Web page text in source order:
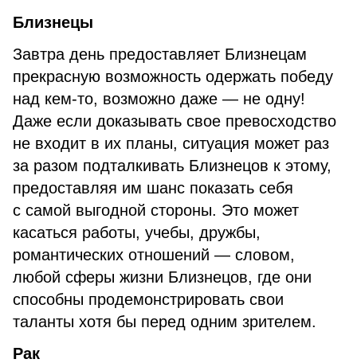
Близнецы
Завтра день предоставляет Близнецам
прекрасную возможность одержать победу
над кем-то, возможно даже — не одну!
Даже если доказывать свое превосходство
не входит в их планы, ситуация может раз
за разом подталкивать Близнецов к этому,
предоставляя им шанс показать себя
с самой выгодной стороны. Это может
касаться работы, учебы, дружбы,
романтических отношений — словом,
любой сферы жизни Близнецов, где они
способны продемонстрировать свои
таланты хотя бы перед одним зрителем.
Рак